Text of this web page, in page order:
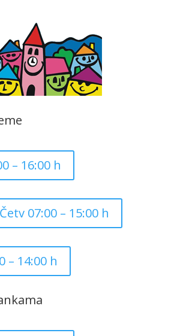
– 16:00 h
07:00 – 15:00 h
– 14:00 h